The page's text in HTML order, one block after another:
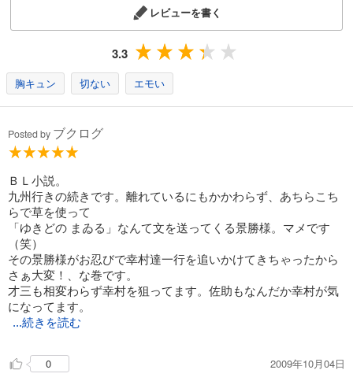
レビューを書く
3.3
胸キュン 切ない エモい
Posted by ブクログ
ＢＬ小説。
九州行きの続きです。離れているにもかかわらず、あちらこち
らで草を使って
「ゆきどの まゐる」なんて文を送ってくる景勝様。マメです
（笑）
その景勝様がお忍びで幸村達一行を追いかけてきちゃったから
さぁ大変！、な巻です。
才三も相変わらず幸村を狙ってます。佐助もなんだか幸村が気
になってます。
...続きを読む
0 2009年10月04日